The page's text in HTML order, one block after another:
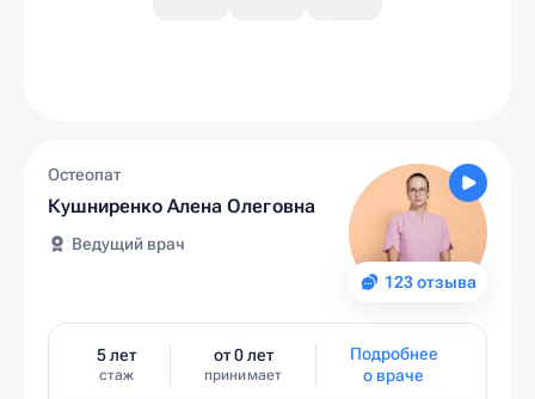
123 отзыва
Остеопат
Кушниренко Алена Олеговна
Ведущий врач
5 лет
стаж
от 0 лет
принимает
Подробнее
о враче